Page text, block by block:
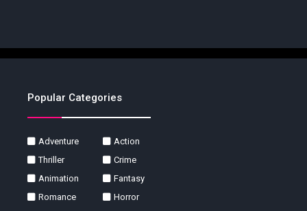
Popular Categories
Adventure
Action
Thriller
Crime
Animation
Fantasy
Romance
Horror